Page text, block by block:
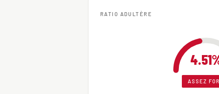
RATIO ADULTÈRE
ASSEZ